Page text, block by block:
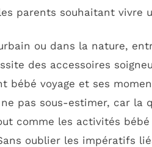
parents souhaitant vivre
ou dans la nature,
des accessoires
bébé voyage et ses
pas sous-estimer, car la
comme les activités
oublier les impératifs